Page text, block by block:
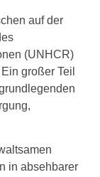
auf der
(UNHCR)
großer Teil
in absehbarer